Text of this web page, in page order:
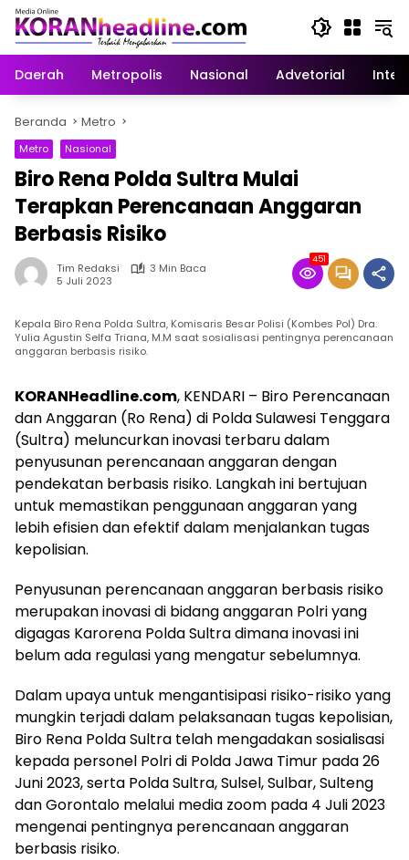
Langsung
konten
Daerah
Metropolis Nasional Advetorial
Beranda Metro
Metro Nasional
Biro Rena Polda Sultra Mulai
Terapkan Perencanaan Anggaran
Berbasis Risiko
Tim Redaksi
3 Min Baca
5 Juli 2023
451
Kepala Biro Rena Polda Sultra, Komisaris Besar Polisi (Kombes Pol) Dra.
Yulia Agustin Selfa Triana, M.M saat sosialisasi pentingnya perencanaan
anggaran berbasis risiko.
KORANHeadline.com, KENDARI – Biro Perencanaan
dan Anggaran (Ro Rena) di Polda Sulawesi Tenggara
(Sultra) meluncurkan inovasi terbaru dalam
penyusunan perencanaan anggaran dengan
pendekatan berbasis risiko. Langkah ini bertujuan
untuk memastikan penggunaan anggaran yang
lebih efisien dan efektif dalam menjalankan tugas
kepolisian.
Penyusunan perencanaan anggaran berbasis risiko
merupakan inovasi di bidang anggaran Polri yang
digagas Karorena Polda Sultra dimana inovasi ini
belum ada regulasi yang mengatur sebelumnya.
Dalam upaya untuk mengantisipasi risiko-risiko yang
mungkin terjadi dalam pelaksanaan tugas kepolisian,
Biro Rena Polda Sultra telah mengadakan sosialisasi
kepada personel Polri di Polda Jawa Timur pada 26
Juni 2023, serta Polda Sultra, Sulsel, Sulbar, Sulteng
dan Gorontalo melalui media zoom pada 4 Juli 2023
mengenai pentingnya perencanaan anggaran
berbasis risiko.